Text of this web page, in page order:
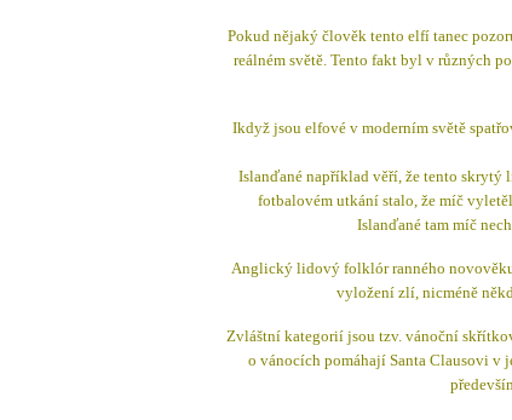
Pokud nějaký člověk tento elfí tanec
reálném světě. Tento fakt byl v různých
Ikdyž jsou elfové v moderním světě
Islanďané například věří, že tento skrytý
fotbalovém utkání stalo, že míč
Islanďané tam míč
Anglický lidový folklór ranného
vyložení zlí, nicméně
Zvláštní kategorií jsou tzv. vánoční
o vánocích pomáhají Santa Clausovi v